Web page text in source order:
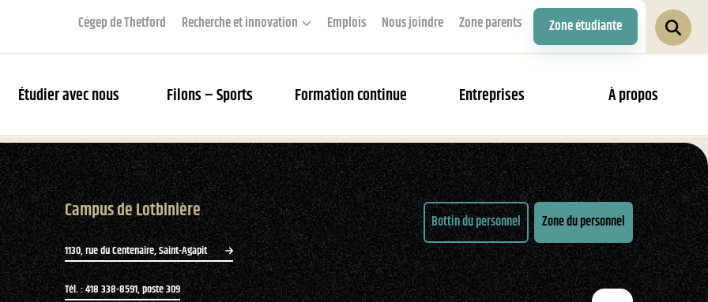
Cégep de Thetford Recherche et innovation Emplois Nous joindre Zone parents Zone étudiante
Étudier avec nous Filons – Sports Formation continue Entreprises À propos
des Filons
des matchs et webdiffusion
Filons
Campus de Lotbinière
1130, rue du Centenaire, Saint-Agapit
Tél. : 418 338-8591, poste 309
Bottin du personnel Zone du personnel